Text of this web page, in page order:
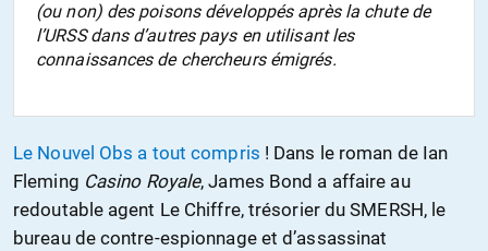
(ou non) des poisons développés après la chute de
l’URSS dans d’autres pays en utilisant les
connaissances de chercheurs émigrés.
Le Nouvel Obs a tout compris ! Dans le roman de Ian
Fleming Casino Royale, James Bond a affaire au
redoutable agent Le Chiffre, trésorier du SMERSH, le
bureau de contre-espionnage et d’assassinat